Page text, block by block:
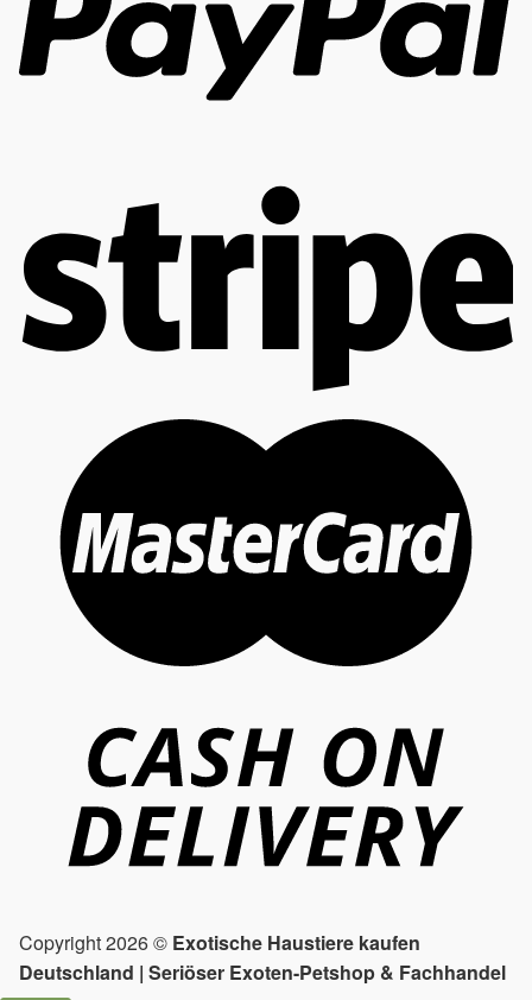
Copyright 2026 © Exotische Haustiere kaufen
Deutschland | Seriöser Exoten-Petshop & Fachhandel